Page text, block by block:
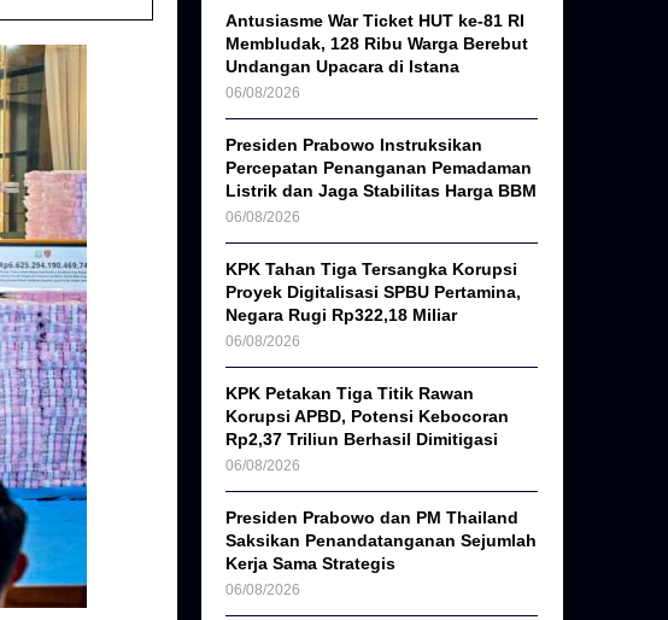
r
:
R
H
Antusiasme War Ticket HUT ke-81 RI
Membludak, 128 Ribu Warga Berebut
Undangan Upacara di Istana
06/08/2026
Presiden Prabowo Instruksikan
Percepatan Penanganan Pemadaman
Listrik dan Jaga Stabilitas Harga BBM
06/08/2026
KPK Tahan Tiga Tersangka Korupsi
Proyek Digitalisasi SPBU Pertamina,
Negara Rugi Rp322,18 Miliar
06/08/2026
KPK Petakan Tiga Titik Rawan
Korupsi APBD, Potensi Kebocoran
Rp2,37 Triliun Berhasil Dimitigasi
06/08/2026
Presiden Prabowo dan PM Thailand
Saksikan Penandatanganan Sejumlah
Kerja Sama Strategis
06/08/2026